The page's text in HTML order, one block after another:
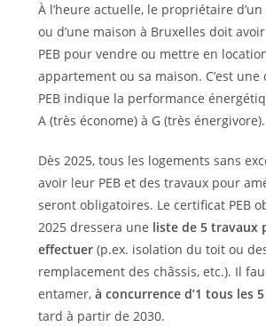
À l’heure actuelle, le propriétaire
ou d’une maison à Bruxelles doit
PEB pour vendre ou mettre en
appartement ou sa maison. C’est une
PEB indique la performance
A (très économe) à G (très énergivore).
Dès 2025, tous les logements sans
avoir leur PEB et des travaux pour
seront obligatoires. Le certificat PEB
2025 dressera une liste de 5 travaux
effectuer (p.ex. isolation du toit ou
remplacement des châssis, etc.). Il
entamer,à concurrence d’1 tous les 5
tard à partir de 2030.